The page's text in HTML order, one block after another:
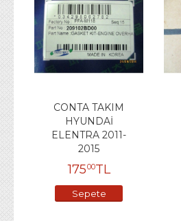
CONTA TAKIM
HYUNDAİ
ELENTRA 2011-
2015
17500TL
Sepete